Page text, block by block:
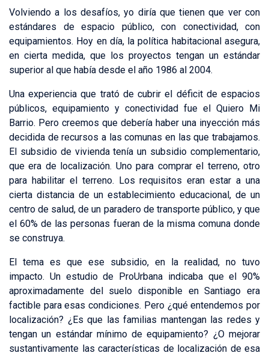
Volviendo a los desafíos, yo diría que tienen que ver con
estándares de espacio público, con conectividad, con
equipamientos. Hoy en día, la política habitacional asegura,
en cierta medida, que los proyectos tengan un estándar
superior al que había desde el año 1986 al 2004.
Una experiencia que trató de cubrir el déficit de espacios
públicos, equipamiento y conectividad fue el Quiero Mi
Barrio. Pero creemos que debería haber una inyección más
decidida de recursos a las comunas en las que trabajamos.
El subsidio de vivienda tenía un subsidio complementario,
que era de localización. Uno para comprar el terreno, otro
para habilitar el terreno. Los requisitos eran estar a una
cierta distancia de un establecimiento educacional, de un
centro de salud, de un paradero de transporte público, y que
el 60% de las personas fueran de la misma comuna donde
se construya.
El tema es que ese subsidio, en la realidad, no tuvo
impacto. Un estudio de ProUrbana indicaba que el 90%
aproximadamente del suelo disponible en Santiago era
factible para esas condiciones. Pero ¿qué entendemos por
localización? ¿Es que las familias mantengan las redes y
tengan un estándar mínimo de equipamiento? ¿O mejorar
sustantivamente las características de localización de esa